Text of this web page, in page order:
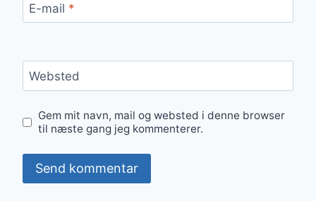
E-mail *
Websted
Gem mit navn, mail og websted i denne browser
til næste gang jeg kommenterer.